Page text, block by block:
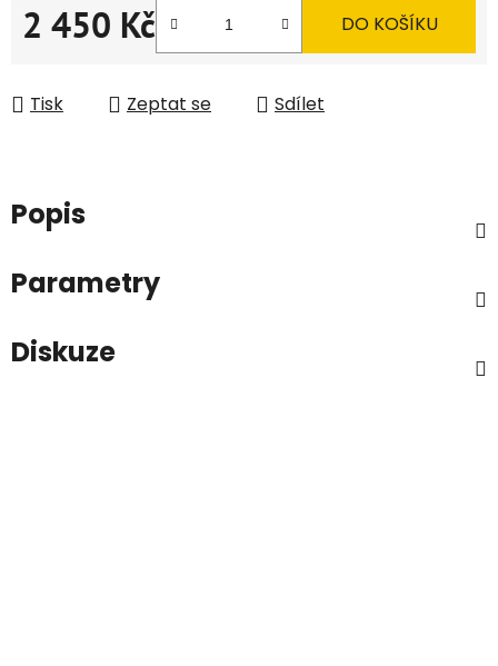
2 450 Kč DO KOŠÍKU
Tisk Zeptat se Sdílet
Popis
Parametry
Diskuze